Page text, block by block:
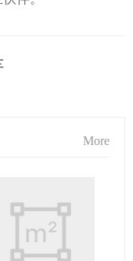
More